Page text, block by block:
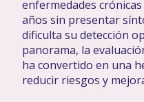
enfermedades
años sin presentar
dificulta su detección
panorama, la
ha convertido en una
reducir riesgos y